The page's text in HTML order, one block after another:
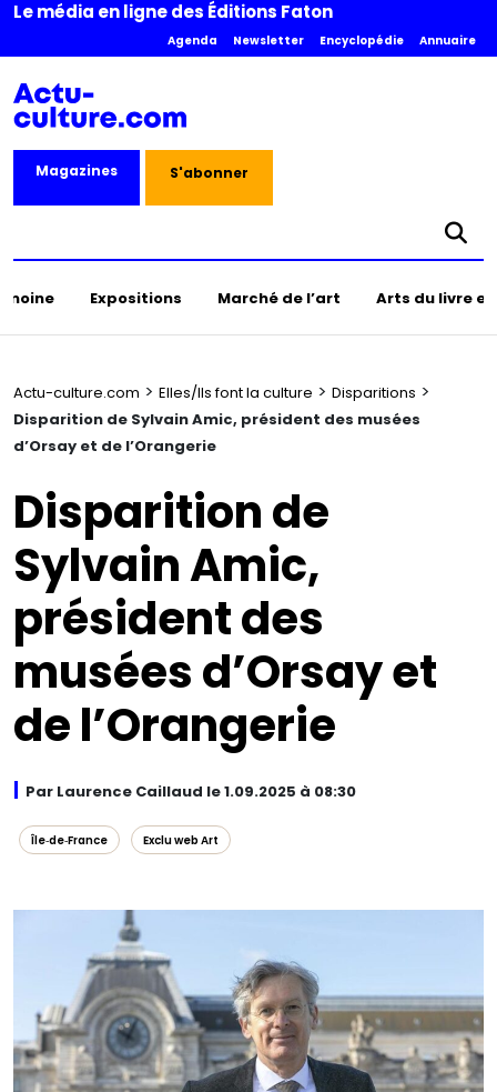
Le média en ligne des Éditions Faton
Agenda Newsletter Encyclopédie Annuaire
Magazines S'abonner
Expositions Marché de l’art Arts du livre
Actu-culture.com > Elles/Ils font la culture > Disparitions >
Disparition de Sylvain Amic, président des musées
d’Orsay et de l’Orangerie
Disparition de
Sylvain Amic,
président des
musées d’Orsay et
de l’Orangerie
Par Laurence Caillaud le 1.09.2025 à 08:30
Île‑de‑France Exclu web Art